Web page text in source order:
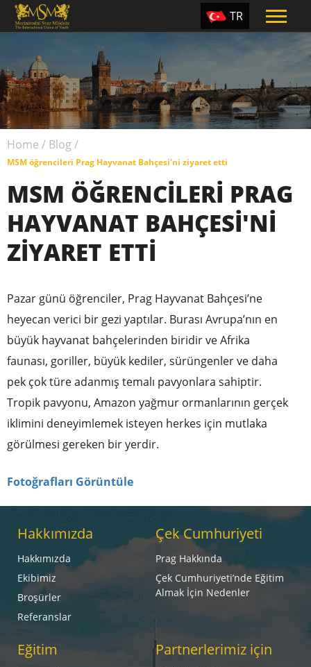
TR
PT
UA
Home / Blog /
MSM öğrencileri Prag Hayvanat Bahçesi'ni ziyaret etti
MSM ÖĞRENCILERI PRAG
HAYVANAT BAHÇESI'NI
ZIYARET ETTI
Pazar günü öğrenciler, Prag Hayvanat Bahçesi’ne
heyecan verici bir gezi yaptılar. Burası Avrupa’nın en
büyük hayvanat bahçelerinden biridir ve Afrika
faunası, goriller, büyük kediler, sürüngenler ve daha
pek çok türe adanmış temalı pavyonlara sahiptir.
Tropik pavyonu, Amazon yağmur ormanlarının gerçek
iklimini deneyimlemek isteyen herkes için mutlaka
görülmesi gereken bir yerdir.
Fotoğrafları Görüntüle
Hakkımızda
Hakkımızda
Ekibimiz
Broşürler
Referanslar
Çek Cumhuriyeti
Prag Hakkında
Çek Cumhuriyeti’nde Eğitim
Almak İçin Nedenler
Eğitim Partnerlerimiz için